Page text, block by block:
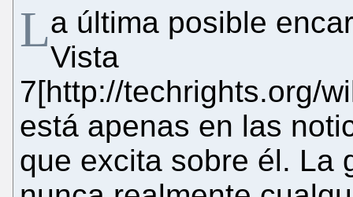
La última posible
Vista
7[http://techrights.org/
está apenas en las
que excita sobre él. La